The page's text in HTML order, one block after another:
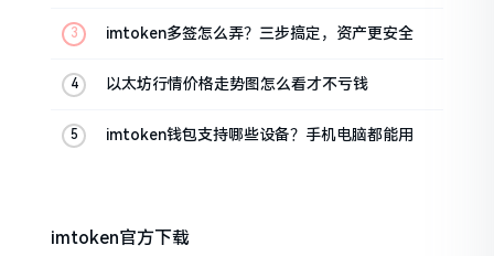
imtoken多签怎么弄？三步搞定，资产更安全
以太坊行情价格走势图怎么看才不亏钱
imtoken钱包支持哪些设备？手机电脑都能用
imtoken官方下载